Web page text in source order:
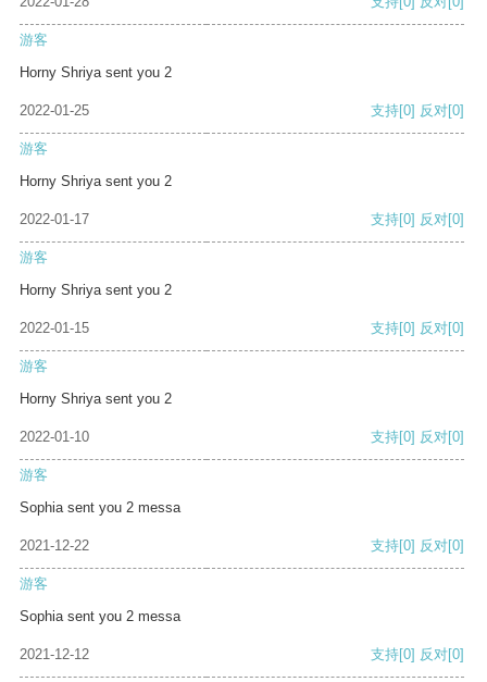
游客
Horny Shriya sent you 2
2022-01-25 支持[0] 反对[0]
游客
Horny Shriya sent you 2
2022-01-17 支持[0] 反对[0]
游客
Horny Shriya sent you 2
2022-01-15 支持[0] 反对[0]
游客
Horny Shriya sent you 2
2022-01-10 支持[0] 反对[0]
游客
Sophia sent you 2 messa
2021-12-22 支持[0] 反对[0]
游客
Sophia sent you 2 messa
2021-12-12 支持[0] 反对[0]